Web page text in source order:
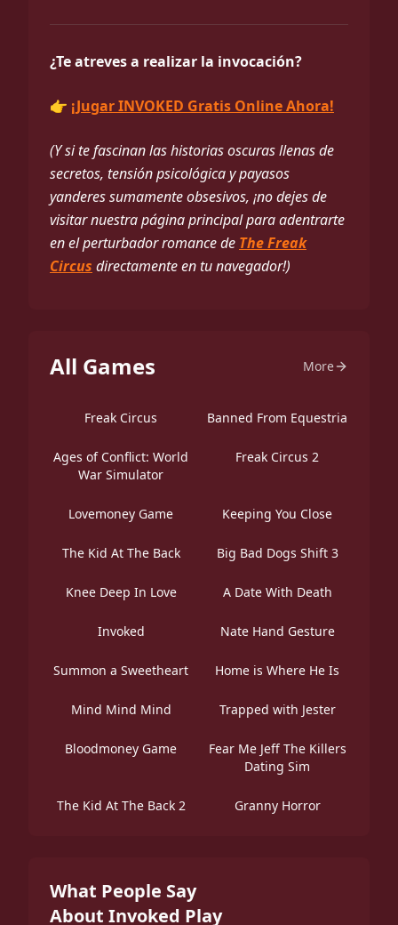
¿Te atreves a realizar la invocación?
👉 ¡Jugar INVOKED Gratis Online Ahora!
(Y si te fascinan las historias oscuras llenas de
secretos, tensión psicológica y payasos
yanderes sumamente obsesivos, ¡no dejes de
visitar nuestra página principal para adentrarte
en el perturbador romance de The Freak
Circus directamente en tu navegador!)
All Games More
Freak Circus Banned From Equestria
Ages of Conflict: World
War Simulator
Freak Circus 2
Lovemoney Game Keeping You Close
The Kid At The Back Big Bad Dogs Shift 3
Knee Deep In Love A Date With Death
Invoked Nate Hand Gesture
Summon a Sweetheart Home is Where He Is
Mind Mind Mind Trapped with Jester
Bloodmoney Game
Fear Me Jeff The Killers
Dating Sim
The Kid At The Back 2 Granny Horror
What People Say
About Invoked Play